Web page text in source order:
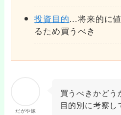
投資目的…将来的に
るため買うべき
だがや嫁
買うべきかどう
目的別に考察し